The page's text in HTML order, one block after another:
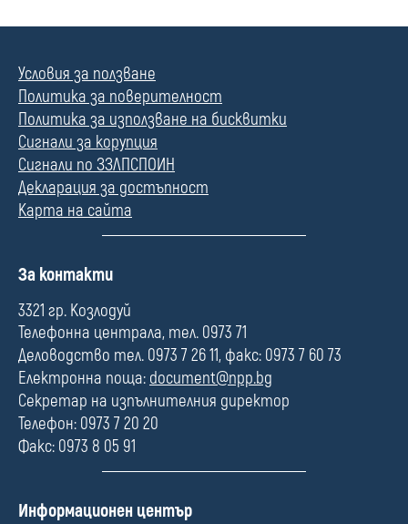
Условия за ползване
Политика за поверителност
Политика за използване на бисквитки
Сигнали за корупция
Сигнали по ЗЗЛПСПОИН
Декларация за достъпност
Карта на сайта
П
л
е
За контакти
3321 гр. Козлодуй
Телефонна централа, тел. 0973 71
Деловодство тел. 0973 7 26 11, факс: 0973 7 60 73
Електронна поща: document@npp.bg
Секретар на изпълнителния директор
Телефон: 0973 7 20 20
Факс: 0973 8 05 91
П
Информационен център